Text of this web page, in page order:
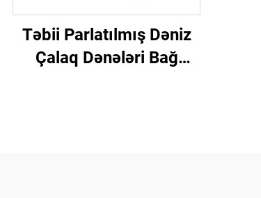
Təbii Parlatılmış Dəniz
Çalaq Dənələri Bağ